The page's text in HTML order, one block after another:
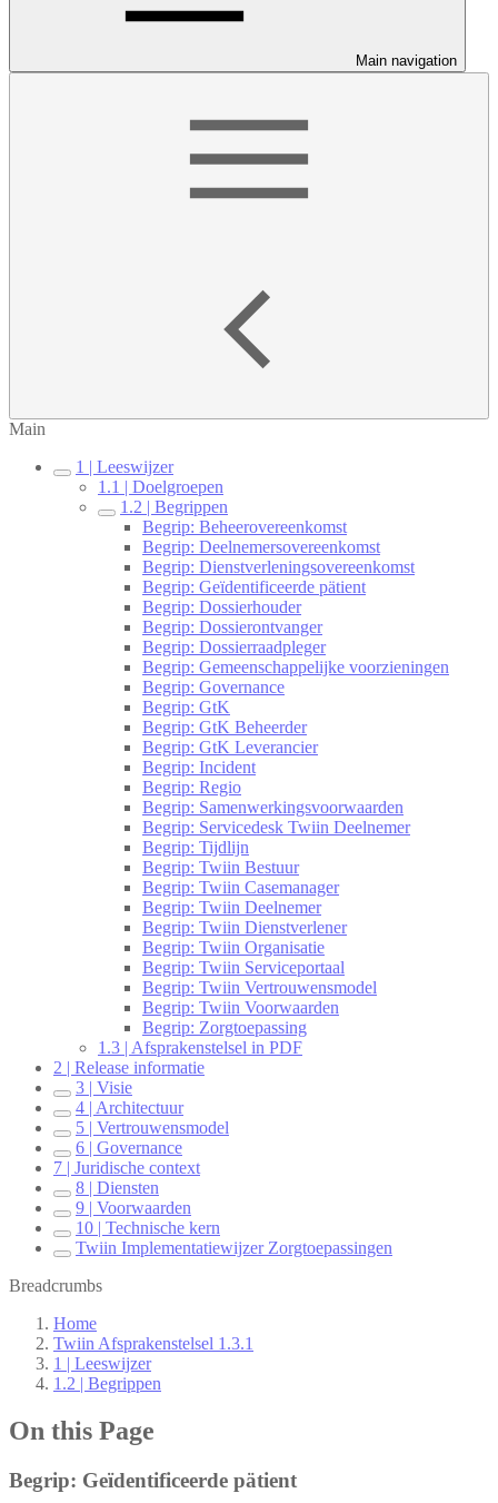
Main navigation
Main
1 | Leeswijzer
1.1 | Doelgroepen
1.2 | Begrippen
Begrip: Beheerovereenkomst
Begrip: Deelnemersovereenkomst
Begrip: Dienstverleningsovereenkomst
Begrip: Geïdentificeerde pätient
Begrip: Dossierhouder
Begrip: Dossierontvanger
Begrip: Dossierraadpleger
Begrip: Gemeenschappelijke voorzieningen
Begrip: Governance
Begrip: GtK
Begrip: GtK Beheerder
Begrip: GtK Leverancier
Begrip: Incident
Begrip: Regio
Begrip: Samenwerkingsvoorwaarden
Begrip: Servicedesk Twiin Deelnemer
Begrip: Tijdlijn
Begrip: Twiin Bestuur
Begrip: Twiin Casemanager
Begrip: Twiin Deelnemer
Begrip: Twiin Dienstverlener
Begrip: Twiin Organisatie
Begrip: Twiin Serviceportaal
Begrip: Twiin Vertrouwensmodel
Begrip: Twiin Voorwaarden
Begrip: Zorgtoepassing
1.3 | Afsprakenstelsel in PDF
2 | Release informatie
3 | Visie
4 | Architectuur
5 | Vertrouwensmodel
6 | Governance
7 | Juridische context
8 | Diensten
9 | Voorwaarden
10 | Technische kern
Twiin Implementatiewijzer Zorgtoepassingen
Breadcrumbs
Home
Twiin Afsprakenstelsel 1.3.1
1 | Leeswijzer
1.2 | Begrippen
On this Page
Begrip: Geïdentificeerde pätient